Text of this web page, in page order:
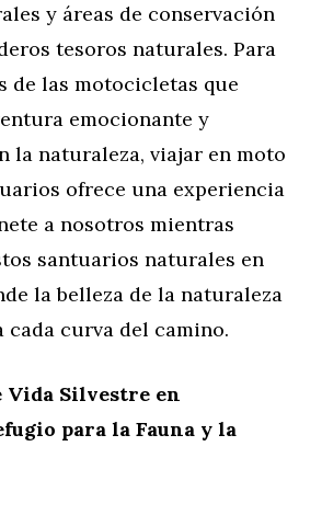
y áreas de conservación
tesoros naturales. Para
de las motocicletas que
emocionante y
la naturaleza, viajar en moto
ofrece una experiencia
a nosotros mientras
santuarios naturales en
la belleza de la naturaleza
cada curva del camino.
Vida Silvestre en
para la Fauna y la